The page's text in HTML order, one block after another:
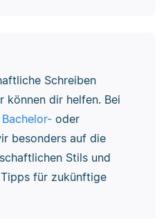
Schreiben
können dir helfen. Bei
Bachelor-oder
besonders auf die
Stils und
für zukünftige